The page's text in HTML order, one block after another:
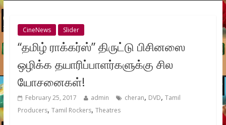
CineNews Slider
“தமிழ் ராக்கர்ஸ்” திருட்டு பிசினஸை
ஒழிக்க தயாரிப்பாளர்களுக்கு சில
யோசனைகள்!
February 25, 2017 admin cheran, DVD, Tamil
Producers, Tamil Rockers, Theatres